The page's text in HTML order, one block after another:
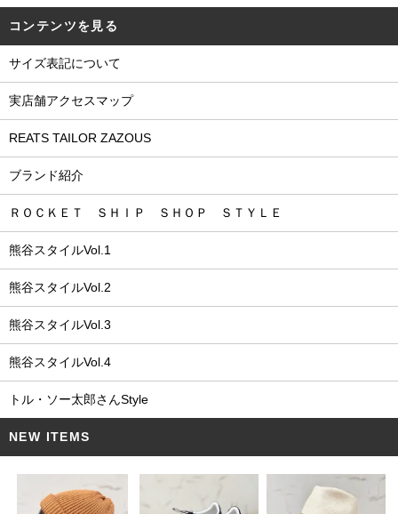
コンテンツを見る
サイズ表記について
実店舗アクセスマップ
REATS TAILOR ZAZOUS
ブランド紹介
ＲＯＣＫＥＴ ＳＨＩＰ ＳＨＯＰ ＳＴＹＬＥ
熊谷スタイルVol.1
熊谷スタイルVol.2
熊谷スタイルVol.3
熊谷スタイルVol.4
トル・ソー太郎さんStyle
NEW ITEMS